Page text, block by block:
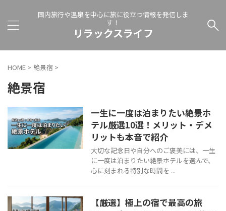
国内旅行や温泉を中心に旅に役立つ情報を発信しま
す！
リラックスライフ
HOME > 絶景宿 >
絶景宿
一生に一度は泊まりたい絶景ホ
テル厳選10選！メリット・デメ
リットも本音で紹介
大切な記念日や自分へのご褒美には、一生
に一度は泊まりたい絶景ホテルを選んで、
心に刻まれる特別な時間を ...
【厳選】極上の宿で最高の旅